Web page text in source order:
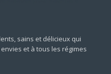
sains et délicieux qui
et à tous les régimes